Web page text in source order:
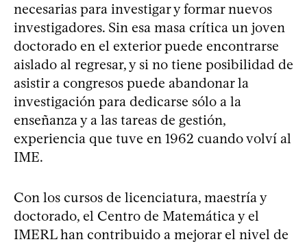
necesarias para investigar y formar nuevos
investigadores. Sin esa masa crítica un joven
doctorado en el exterior puede encontrarse
aislado al regresar, y si no tiene posibilidad de
asistir a congresos puede abandonar la
investigación para dedicarse sólo a la
enseñanza y a las tareas de gestión,
experiencia que tuve en 1962 cuando volví al
IME.
Con los cursos de licenciatura, maestría y
doctorado, el Centro de Matemática y el
IMERL han contribuido a mejorar el nivel de